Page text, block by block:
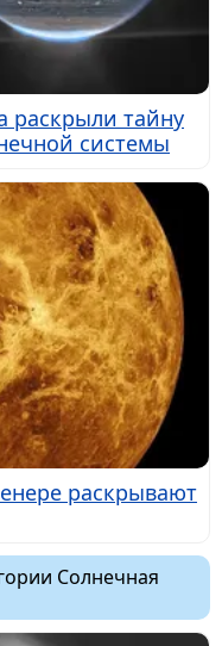
раскрыли тайну
системы
раскрывают
Солнечная